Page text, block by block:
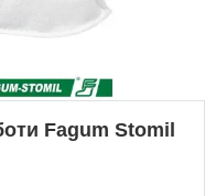
Fagum Stomil